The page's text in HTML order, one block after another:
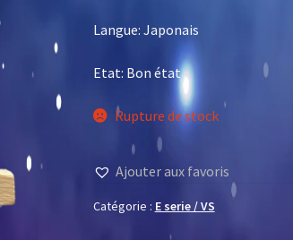
Langue: Japonais
Etat: Bon état
Rupture de stock
Ajouter aux favoris
Catégorie : E serie / VS